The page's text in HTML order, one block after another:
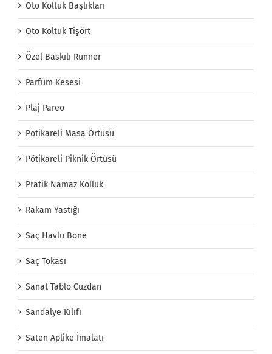
Oto Koltuk Başlıkları
Oto Koltuk Tişört
Özel Baskılı Runner
Parfüm Kesesi
Plaj Pareo
Pötikareli Masa Örtüsü
Pötikareli Piknik Örtüsü
Pratik Namaz Kolluk
Rakam Yastığı
Saç Havlu Bone
Saç Tokası
Sanat Tablo Cüzdan
Sandalye Kılıfı
Saten Aplike İmalatı